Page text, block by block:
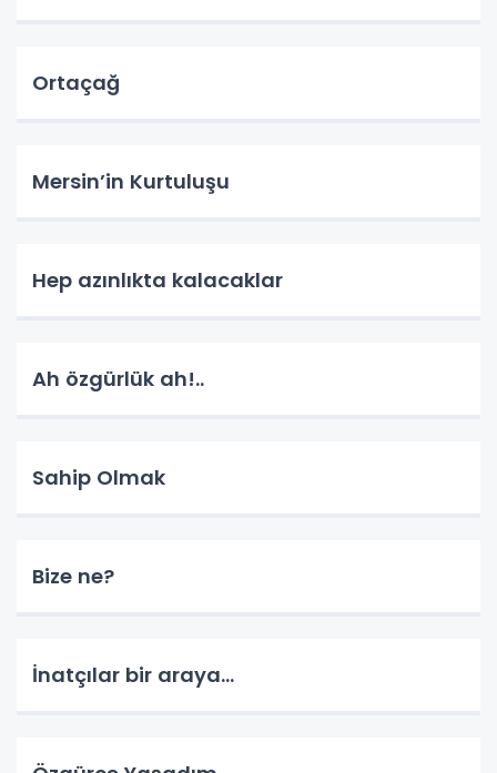
Ortaçağ
Mersin’in Kurtuluşu
Hep azınlıkta kalacaklar
Ah özgürlük ah!..
Sahip Olmak
Bize ne?
İnatçılar bir araya…